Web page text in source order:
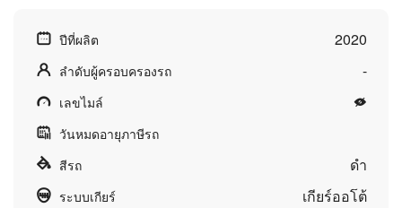
ปีที่ผลิต 2020
ลำดับผู้ครอบครองรถ -
เลขไมล์
วันหมดอายุภาษีรถ
สีรถ
ดำ
ระบบเกียร์ เกียร์ออโต้